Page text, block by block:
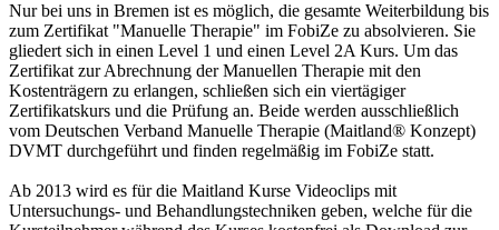
Nur bei uns in Bremen ist es möglich, die gesamte Weiterbildung bis
zum Zertifikat "Manuelle Therapie" im FobiZe zu absolvieren. Sie
gliedert sich in einen Level 1 und einen Level 2A Kurs. Um das
Zertifikat zur Abrechnung der Manuellen Therapie mit den
Kostenträgern zu erlangen, schließen sich ein viertägiger
Zertifikatskurs und die Prüfung an. Beide werden ausschließlich
vom Deutschen Verband Manuelle Therapie (Maitland® Konzept)
DVMT durchgeführt und finden regelmäßig im FobiZe statt.
Ab 2013 wird es für die Maitland Kurse Videoclips mit
Untersuchungs- und Behandlungstechniken geben, welche für die